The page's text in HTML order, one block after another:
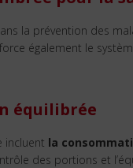
la prévention des
également le
équilibrée
incluent la
des portions et